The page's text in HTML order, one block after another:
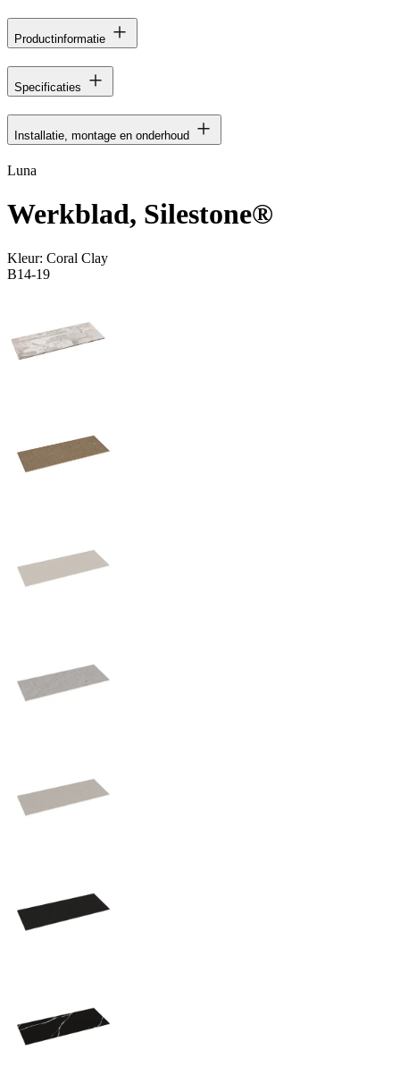
Productinformatie
Specificaties
Installatie, montage en onderhoud
Luna
Werkblad, Silestone®
Kleur: Coral Clay
B14-19